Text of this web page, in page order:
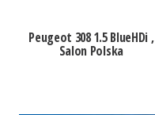
Peugeot 308 1.5 BlueHDi ,
Salon Polska